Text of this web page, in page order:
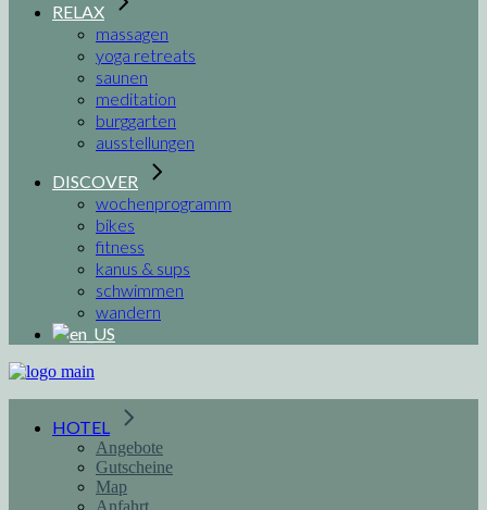
RELAX
massagen
yoga retreats
saunen
meditation
burggarten
ausstellungen
DISCOVER
wochenprogramm
bikes
fitness
kanus & sups
schwimmen
wandern
HOTEL
Angebote
Gutscheine
Map
Anfahrt